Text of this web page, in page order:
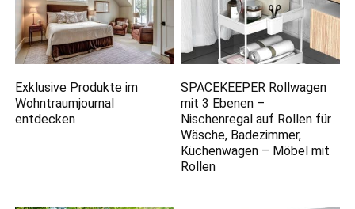
Exklusive Produkte im
Wohntraumjournal
entdecken
SPACEKEEPER Rollwagen
mit 3 Ebenen –
Nischenregal auf Rollen für
Wäsche, Badezimmer,
Küchenwagen – Möbel mit
Rollen